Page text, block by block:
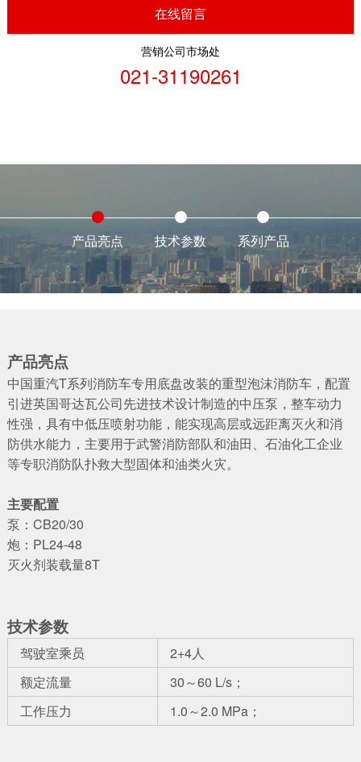
在线留言
营销公司市场处
021-31190261
产品亮点 技术参数 系列产品
产品亮点
中国重汽T系列消防车专用底盘改装的重型泡沫消防车，配置
引进英国哥达瓦公司先进技术设计制造的中压泵，整车动力
性强，具有中低压喷射功能，能实现高层或远距离灭火和消
防供水能力，主要用于武警消防部队和油田、石油化工企业
等专职消防队扑救大型固体和油类火灾。
主要配置
泵：CB20/30
炮：PL24-48
灭火剂装载量8T
技术参数
驾驶室乘员
2+4人
额定流量
30～60 L/s；
工作压力
1.0～2.0 MPa；